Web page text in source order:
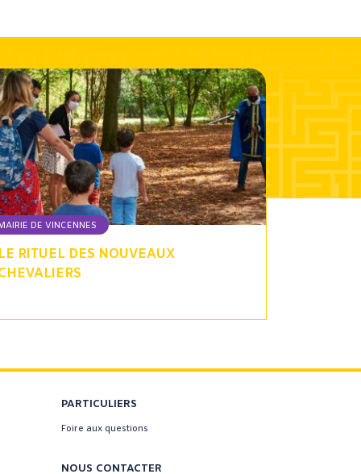
DE VINCENNES
RITUEL DES NOUVEAUX
PARTICULIERS
Foire aux questions
NOUS CONTACTER